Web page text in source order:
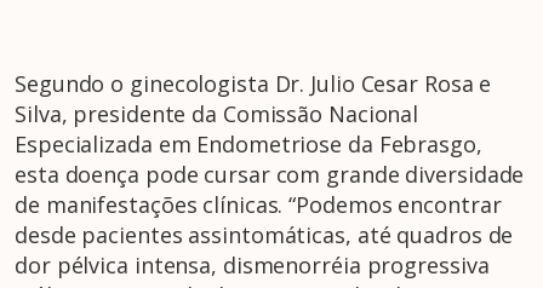
Segundo o ginecologista Dr. Julio Cesar Rosa e
Silva, presidente da Comissão Nacional
Especializada em Endometriose da Febrasgo,
esta doença pode cursar com grande diversidade
de manifestações clínicas. “Podemos encontrar
desde pacientes assintomáticas, até quadros de
dor pélvica intensa, dismenorréia progressiva